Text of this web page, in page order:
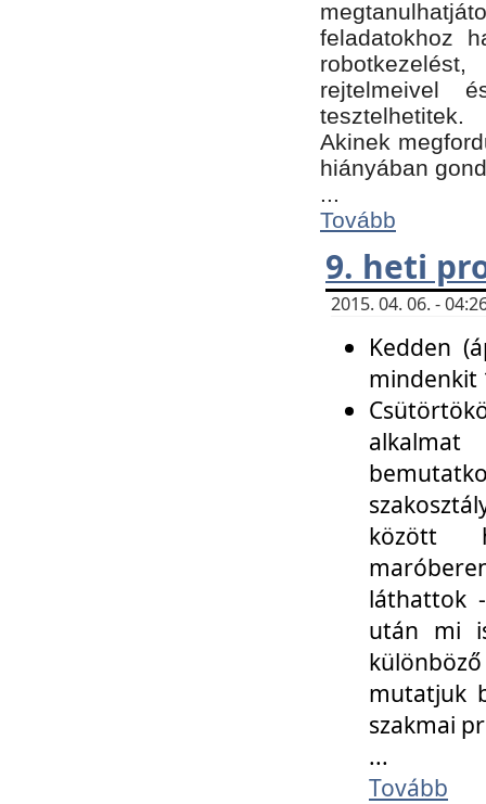
feladatokhoz
rejtelmeivel
tesztelhetitek.
Akinek
hiányában
...
Tovább
9. heti
2015. 04. 06. -
Kedden
mindenkit
között
láthattok
után mi
mutatjuk
szakmai
...
Tovább